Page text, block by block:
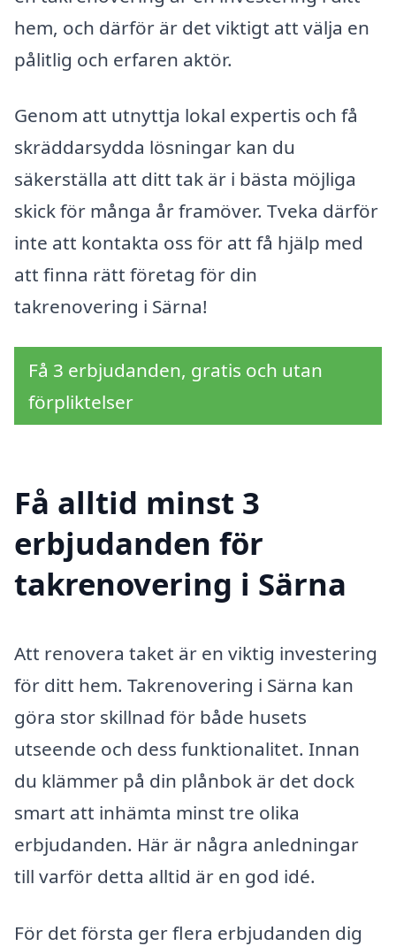
hem, och därför är det viktigt att välja en
pålitlig och erfaren aktör.
Genom att utnyttja lokal expertis och få
skräddarsydda lösningar kan du
säkerställa att ditt tak är i bästa möjliga
skick för många år framöver. Tveka därför
inte att kontakta oss för att få hjälp med
att finna rätt företag för din
takrenovering i Särna!
Få 3 erbjudanden, gratis och utan
förpliktelser
Få alltid minst 3
erbjudanden för
takrenovering i Särna
Att renovera taket är en viktig investering
för ditt hem. Takrenovering i Särna kan
göra stor skillnad för både husets
utseende och dess funktionalitet. Innan
du klämmer på din plånbok är det dock
smart att inhämta minst tre olika
erbjudanden. Här är några anledningar
till varför detta alltid är en god idé.
För det första ger flera erbjudanden dig